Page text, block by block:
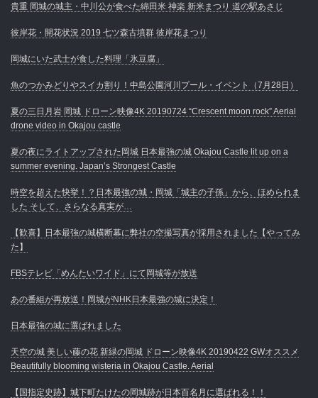
貴重 岡城の城主・中川公が食べた綿田米 神楽 新米まつり 道の駅あさじ
彼岸花・開花状況 2019 七ツ森古墳群 彼岸花まつり
岡城にいた武士が食した料理「氷豆腐」
魚のつかみどりやスイカ割り！中島公園河川プール・イベント（7月28日）
夏の三日月岩 岡城 ドローン映像4K 20190724 “Crescent moon rock” Aerial
drone video in Okajou castle
夏の夜にライトアップされた岡城 日本最強の城 Okajou Castle lit up on a
summer evening. Japan’s Strongest Castle
時空を超えた快挙！？日本最強の城・岡城「城主の子孫」から、ほめられま
した そして、さらなる真実が…
【歓喜】日本最強の城横断幕に弊社の空撮写真が採用されました【やってみ
た】
FBSテレビ「めんたいワイド」にて岡城等が放送
あの番組が再放送！岡城がNHK日本最強の城に決定！
日本最強の城に選ばれました
天空の城 美しい藤の花 新緑の岡城 ドローン映像4K 20190422 GWオススメ
Beautifully blooming wisteria in Okajou Castle. Aerial
【国指定史跡】城下町たけたの岡城跡が日本百名月に選ばれる！！